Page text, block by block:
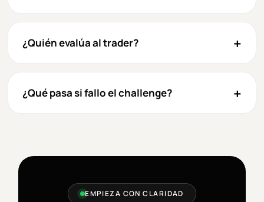
¿Quién evalúa al trader?
¿Qué pasa si fallo el challenge?
EMPIEZA CON CLARIDAD